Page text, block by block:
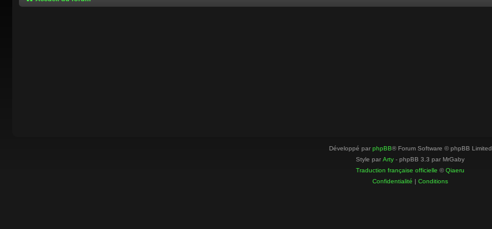
Développé par phpBB® Forum Software © phpBB Limited
Style par Arty - phpBB 3.3 par MrGaby
Traduction française officielle ©Qiaeru
Confidentialité | Conditions